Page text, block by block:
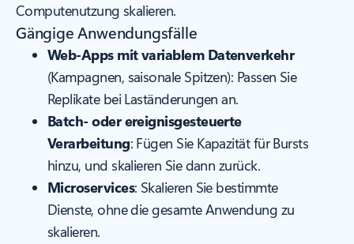
Computenutzung skalieren.
Gängige Anwendungsfälle
Web-Apps mit variablem Datenverkehr
(Kampagnen, saisonale Spitzen): Passen Sie
Replikate bei Laständerungen an.
Batch- oder ereignisgesteuerte
Verarbeitung: Fügen Sie Kapazität für Bursts
hinzu, und skalieren Sie dann zurück.
Microservices: Skalieren Sie bestimmte
Dienste, ohne die gesamte Anwendung zu
skalieren.